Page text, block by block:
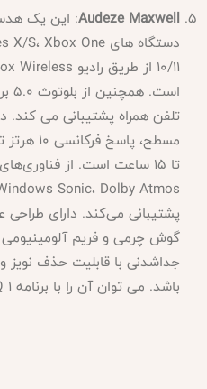
Audeze Maxwell: این یک
تلفن همراه پشتیبانی می کند.
تا 15 ساعت است. از
پشتیبانی می‌کند. دارای طراحی
گوش چرمی و فریم
جداشدنی با قابلیت حذف نویز
باشد. می توان آن را با برنامه Audeze HQ 1 سفارشی کرد.